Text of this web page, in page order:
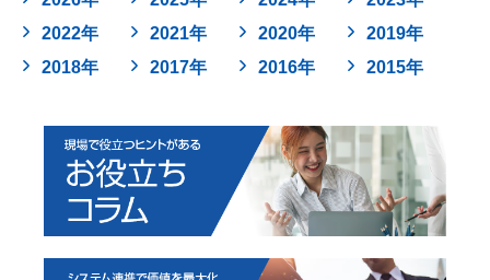
2022年
2021年 2020年
2019年
2018年
2017年 2016年 2015年